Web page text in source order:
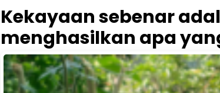
Kekayaan sebenar
menghasilkan apa